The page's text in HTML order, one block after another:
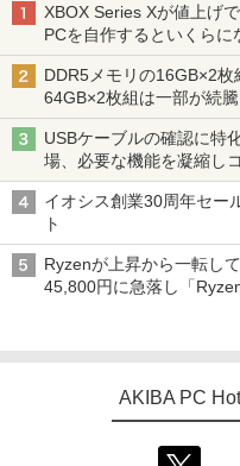
XBOX Series Xが値上げ
PCを自作するといくらに
ーム』】
DDR5メモリの16GB×2
64GB×2枚組は一部が続
USBケーブルの確認に特
場、必要な機能を凝縮し
イオシス創業30周年セー
ト
Ryzenが上昇から一転し
45,800円に急落し「
AKIBA PC